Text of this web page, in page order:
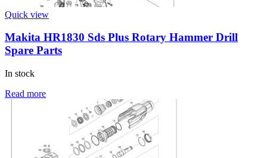
Quick view
Makita HR1830 Sds Plus Rotary Hammer Drill
Spare Parts
In stock
Read more